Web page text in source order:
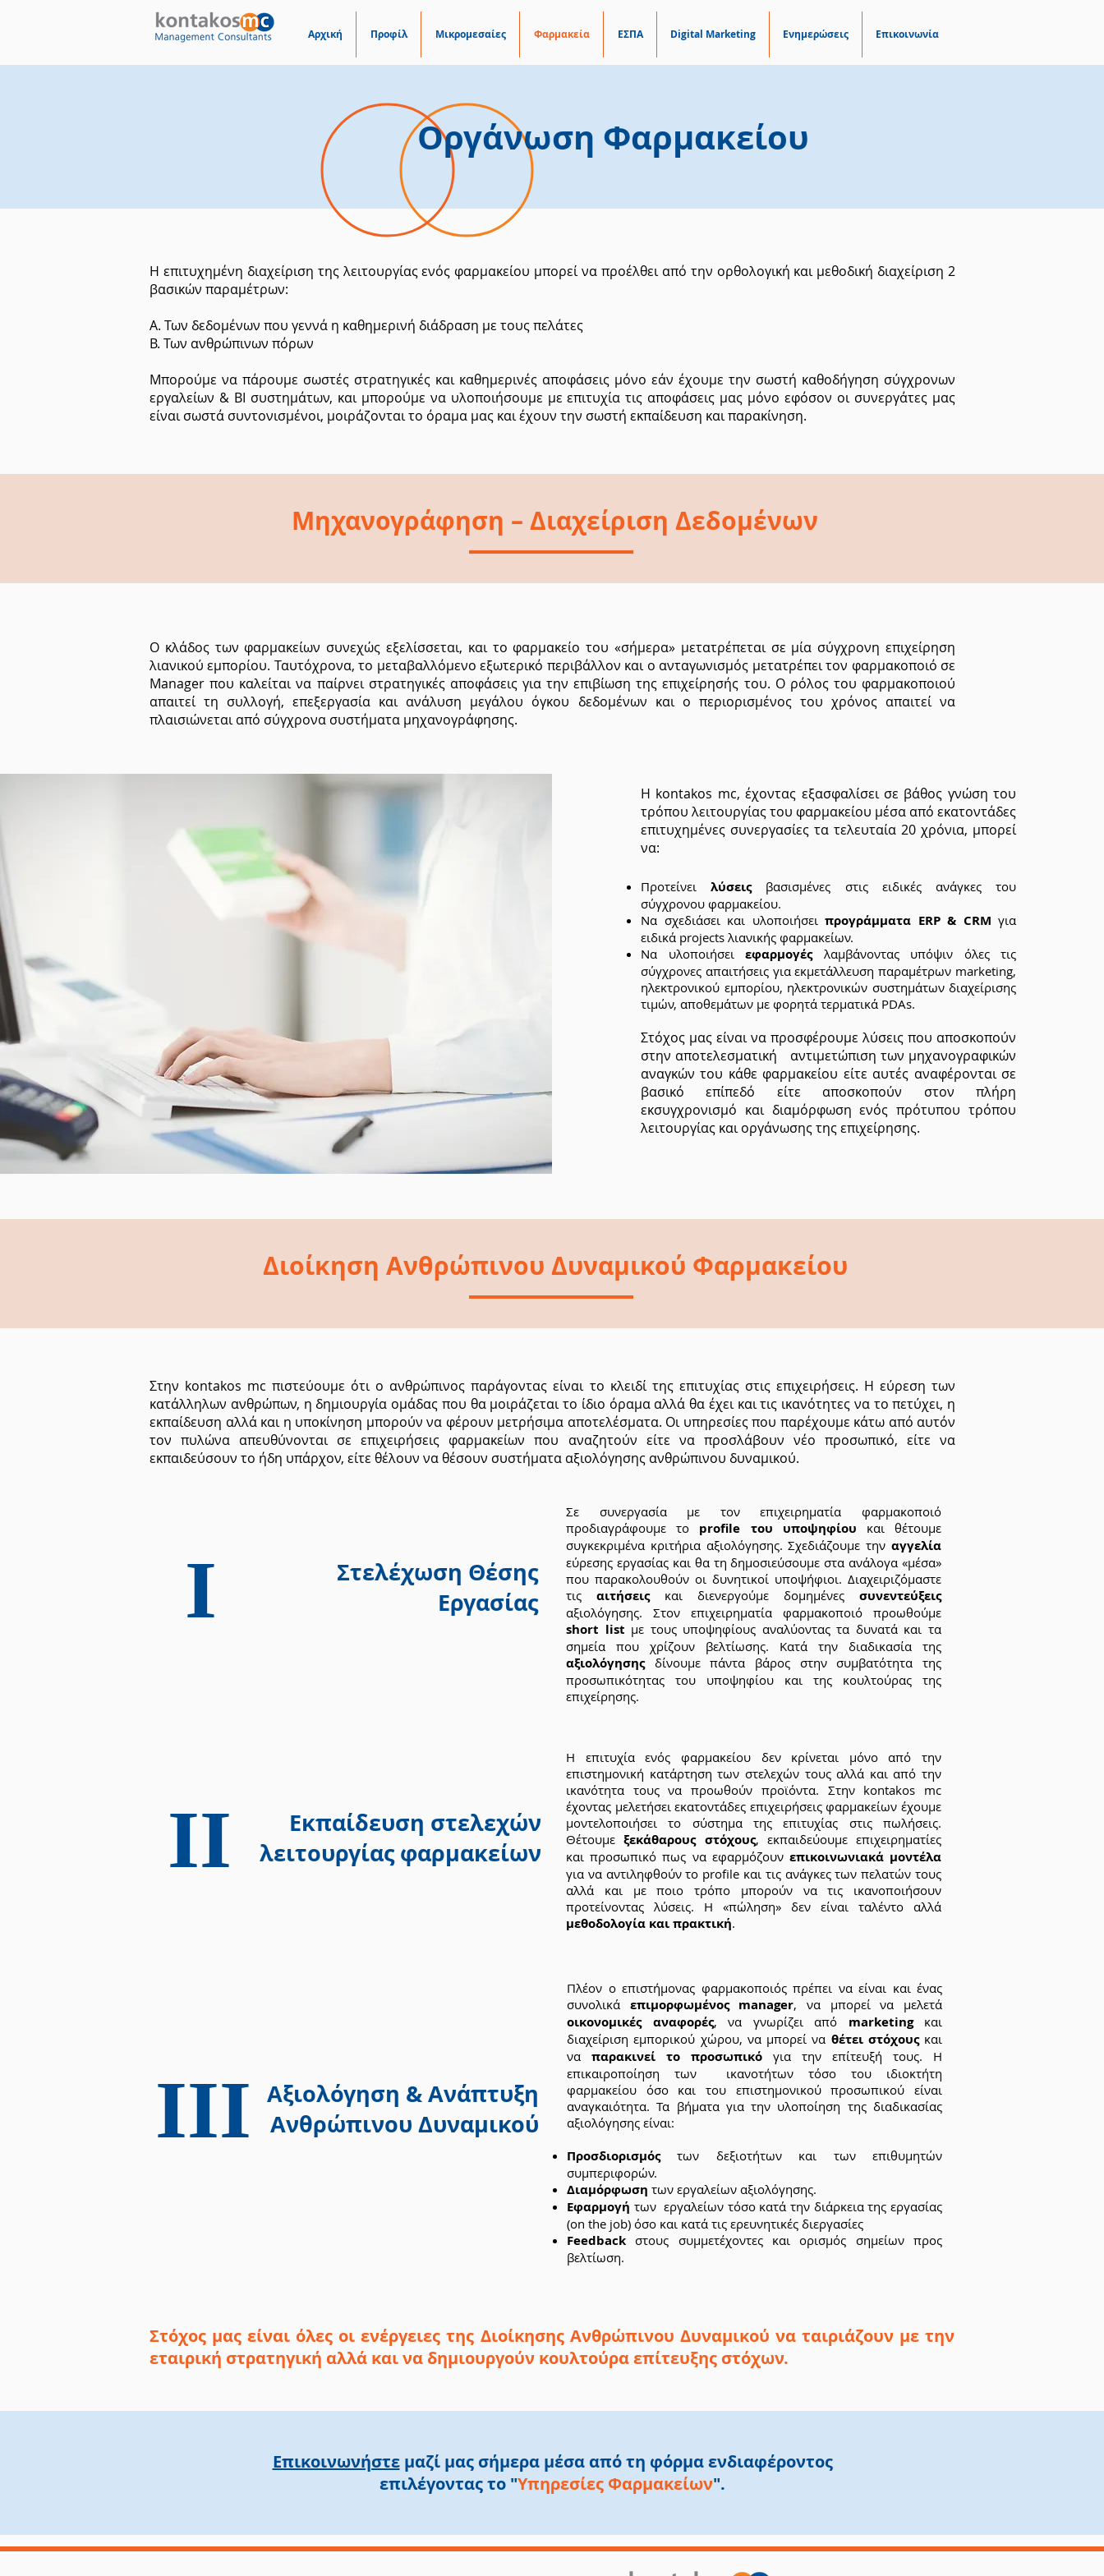
Αρχική Προφίλ Μικρομεσαίες Φαρμακεία ΕΣΠΑ Digital Marketing Ενημερώσεις Επικοινωνία
Οργάνωση Φαρμακείου
Η επιτυχημένη διαχείριση της λειτουργίας ενός φαρμακείου μπορεί να προέλθει από την ορθολογική και μεθοδική διαχείριση 2
βασικών παραμέτρων:
Α. Των δεδομένων που γεννά η καθημερινή διάδραση με τους πελάτες
Β. Των ανθρώπινων πόρων
Μπορούμε να πάρουμε σωστές στρατηγικές και καθημερινές αποφάσεις μόνο εάν έχουμε την σωστή καθοδήγηση σύγχρονων
εργαλείων & BI συστημάτων, και μπορούμε να υλοποιήσουμε με επιτυχία τις αποφάσεις μας μόνο εφόσον οι συνεργάτες μας
είναι σωστά συντονισμένοι, μοιράζονται το όραμα μας και έχουν την σωστή εκπαίδευση και παρακίνηση.
Μηχανογράφηση – Διαχείριση Δεδομένων
Ο κλάδος των φαρμακείων συνεχώς εξελίσσεται, και το φαρμακείο του «σήμερα» μετατρέπεται σε μία σύγχρονη επιχείρηση
λιανικού εμπορίου. Ταυτόχρονα, το μεταβαλλόμενο εξωτερικό περιβάλλον και ο ανταγωνισμός μετατρέπει τον φαρμακοποιό σε
Manager που καλείται να παίρνει στρατηγικές αποφάσεις για την επιβίωση της επιχείρησής του. Ο ρόλος του φαρμακοποιού
απαιτεί τη συλλογή, επεξεργασία και ανάλυση μεγάλου όγκου δεδομένων και ο περιορισμένος του χρόνος απαιτεί να
πλαισιώνεται από σύγχρονα συστήματα μηχανογράφησης.
Η kontakos mc, έχοντας εξασφαλίσει σε βάθος γνώση του
τρόπου λειτουργίας του φαρμακείου μέσα από εκατοντάδες
επιτυχημένες συνεργασίες τα τελευταία 20 χρόνια, μπορεί
να:
Προτείνειλύσειςβασισμένες στις ειδικές ανάγκες του
σύγχρονου φαρμακείου.
Να σχεδιάσει και υλοποιήσει προγράμματα ERP & CRM για
ειδικά projects λιανικής φαρμακείων.
Να υλοποιήσει εφαρμογέςλαμβάνοντας υπόψιν όλες τις
σύγχρονες απαιτήσεις για εκμετάλλευση παραμέτρων marketing,
ηλεκτρονικού εμπορίου, ηλεκτρονικών συστημάτων διαχείρισης
τιμών, αποθεμάτων με φορητά τερματικά PDAs.
Στόχος μας είναι να προσφέρουμε λύσεις που αποσκοπούν
στην αποτελεσματική αντιμετώπιση των μηχανογραφικών
αναγκών του κάθε φαρμακείου είτε αυτές αναφέρονται σε
βασικό επίπεδό είτε αποσκοπούν στον πλήρη
εκσυγχρονισμό και διαμόρφωση ενός πρότυπου τρόπου
λειτουργίας και οργάνωσης της επιχείρησης.
Διοίκηση Ανθρώπινου Δυναμικού Φαρμακείου
Στην kontakos mc πιστεύουμε ότι ο ανθρώπινος παράγοντας είναι το κλειδί της επιτυχίας στις επιχειρήσεις. Η εύρεση των
κατάλληλων ανθρώπων, η δημιουργία ομάδας που θα μοιράζεται το ίδιο όραμα αλλά θα έχει και τις ικανότητες να το πετύχει, η
εκπαίδευση αλλά και η υποκίνηση μπορούν να φέρουν μετρήσιμα αποτελέσματα. Οι υπηρεσίες που παρέχουμε κάτω από αυτόν
τον πυλώνα απευθύνονται σε επιχειρήσεις φαρμακείων που αναζητούν είτε να προσλάβουν νέο προσωπικό, είτε να
εκπαιδεύσουν το ήδη υπάρχον, είτε θέλουν να θέσουν συστήματα αξιολόγησης ανθρώπινου δυναμικού.
Ι
Στελέχωση Θέσης
Εργασίας
Σε συνεργασία με τον επιχειρηματία φαρμακοποιό
προδιαγράφουμε το profile του υποψηφίου και θέτουμε
συγκεκριμένα κριτήρια αξιολόγησης. Σχεδιάζουμε την αγγελία
εύρεσης εργασίας και θα τη δημοσιεύσουμε στα ανάλογα «μέσα»
που παρακολουθούν οι δυνητικοί υποψήφιοι. Διαχειριζόμαστε
τις αιτήσειςκαι διενεργούμε δομημένες συνεντεύξεις
αξιολόγησης. Στον επιχειρηματία φαρμακοποιό προωθούμε
short list με τους υποψηφίους αναλύοντας τα δυνατά και τα
σημεία που χρίζουν βελτίωσης. Κατά την διαδικασία της
αξιολόγησηςδίνουμε πάντα βάρος στην συμβατότητα της
προσωπικότητας του υποψηφίου και της κουλτούρας της
επιχείρησης.
ΙΙ
Εκπαίδευση στελεχών
λειτουργίας φαρμακείων
Η επιτυχία ενός φαρμακείου δεν κρίνεται μόνο από την
επιστημονική κατάρτηση των στελεχών τους αλλά και από την
ικανότητα τους να προωθούν προϊόντα. Στην kontakos mc
έχοντας μελετήσει εκατοντάδες επιχειρήσεις φαρμακείων έχουμε
μοντελοποιήσει το σύστημα της επιτυχίας στις πωλήσεις.
Θέτουμεξεκάθαρους στόχους, εκπαιδεύουμε επιχειρηματίες
και προσωπικό πως να εφαρμόζουν επικοινωνιακάμοντέλα
για να αντιληφθούν το profile και τις ανάγκες των πελατών τους
αλλά και με ποιο τρόπο μπορούν να τις ικανοποιήσουν
προτείνοντας λύσεις. Η «πώληση» δεν είναι ταλέντο αλλά
μεθοδολογία και πρακτική.
ΙΙΙ Αξιολόγηση & Ανάπτυξη
Ανθρώπινου Δυναμικού
Πλέον ο επιστήμονας φαρμακοποιός πρέπει να είναι και ένας
συνολικά επιμορφωμένος manager, να μπορεί να μελετά
οικονομικές αναφορές, να γνωρίζει από marketingκαι
διαχείριση εμπορικού χώρου, να μπορεί να θέτει στόχουςκαι
να παρακινεί το προσωπικό για την επίτευξή τους. Η
επικαιροποίηση των ικανοτήτων τόσο του ιδιοκτήτη
φαρμακείου όσο και του επιστημονικού προσωπικού είναι
αναγκαιότητα. Τα βήματα για την υλοποίηση της διαδικασίας
αξιολόγησης είναι:
Προσδιορισμόςτων δεξιοτήτων και των επιθυμητών
συμπεριφορών.
Διαμόρφωση των εργαλείων αξιολόγησης.
Εφαρμογή των εργαλείων τόσο κατά την διάρκεια της εργασίας
(on the job) όσο και κατά τις ερευνητικές διεργασίες
Feedback στους συμμετέχοντες και ορισμός σημείων προς
βελτίωση.
Στόχος μας είναι όλες οι ενέργειες της Διοίκησης Ανθρώπινου Δυναμικού να ταιριάζουν με την
εταιρική στρατηγική αλλά και να δημιουργούν κουλτούρα επίτευξης στόχων.
Επικοινωνήστεμαζί μας σήμερα μέσα από τη φόρμα ενδιαφέροντος
επιλέγοντας το "Υπηρεσίες Φαρμακείων".